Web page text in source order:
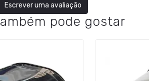
Escrever uma avaliação
pode gostar